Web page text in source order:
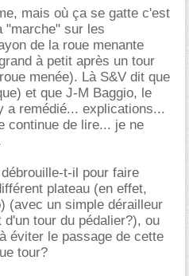
mais où ça se gatte c'est
"marche" sur les
de la roue menante
à petit après un tour
menée). Là S&V dit que
et que J-M Baggio, le
a remédié... explications...
continue de lire... je ne
t-il pour faire
plateau (en effet,
(avec un simple dérailleur
tour du pédalier?), ou
éviter le passage de cette
tour?